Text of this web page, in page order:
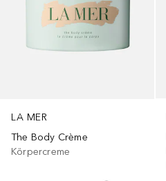
LA MER
The Body Crème
Körpercreme